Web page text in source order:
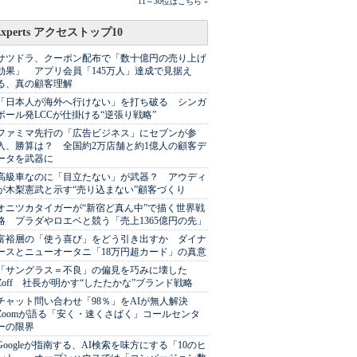
アクセストップ10
ツドラ、クーポン配布で「数十億円の売り上げ
果」 アプリ会員「145万人」達成で見据え
、真の顧客理解
日本人が海外へ行けない」を打ち破る シンガ
ール発LCCが仕掛ける“逆張り戦略”
ァミマ先行の「広告ビジネス」にセブンが参
、勝算は？ 全国約2万店舗と約1億人の顧客デ
タを武器に
級車なのに「目立たない」が武器？ アウディ
木梨憲武と示す“売り込まない”顧客づくり
ニツカタイガーが“新宿ど真ん中”で描く世界戦
プラダやロエベと競う「売上1365億円の先」
裕層の「使う喜び」をどう引き出すか ダイナ
スとニューオータニ「18万円超カード」の真意
サングラス＝不良」の偏見を巧みに壊した
社長が明かす“したたかな”ブランド戦略
ャット問い合わせ「98％」をAIが無人解決
が語る「安く・速くさばく」コールセンタ
の限界
が指南する、AI検索を味方にする「10のヒ